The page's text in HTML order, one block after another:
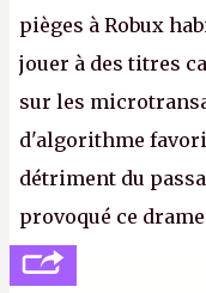
pièges à Robux
jouer à des titres
sur les
d'algorithme
détriment du
provoqué ce
se consoler, le